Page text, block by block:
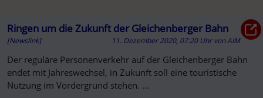
Ringen um die Zukunft der Gleichenberger Bahn
[Newslink] 11. Dezember 2020, 07:20 Uhr vonAIM
Der reguläre Personenverkehr auf der Gleichenberger Bahn
endet mit Jahreswechsel, in Zukunft soll eine touristische
Nutzung im Vordergrund stehen. ...